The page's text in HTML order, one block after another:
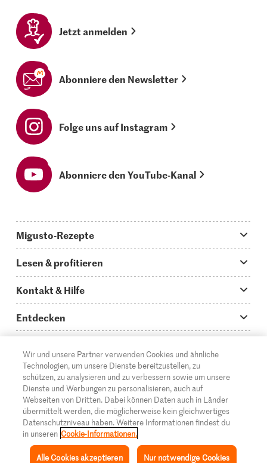
Jetzt anmelden
Abonniere den Newsletter
Folge uns auf Instagram
Abonniere den YouTube-Kanal
Migusto-Rezepte
Was koche ich heute?
Hauptgerichte
Schnelle & einfache Rezepte
Apéro & Fingerfood
Backen
Rezepte für Familien & Kinder
Alle Rezeptkategorien
Lesen & profitieren
Storys
How to-Videos
Glossar
Migusto Login
Migusto Printmagazin
Wettbewerbe
Kontakt & Hilfe
Infos zum Kochen mit Migusto
Kontakt
Mediadaten Werbetreibende
Impressum
Rechtliche Hinweise
Entdecken
Supermarkt
Migros Online
Über die Migros
Filialen
Cumulus
© 2026 Migros-Genossenschafts-Bund
DE FR IT
Wir und unsere Partner verwenden Cookies und ähnliche
Technologien, um unsere Dienste bereitzustellen, zu
schützen, zu analysieren und zu verbessern sowie um unsere
Dienste und Werbungen zu personalisieren, auch auf
Webseiten von Dritten. Dabei können Daten auch in Länder
übermittelt werden, die möglicherweise kein gleichwertiges
Datenschutzniveau haben. Weitere Informationen findest du
in unseren Cookie-Informationen.
Nur notwendige Cookies
Alle Cookies akzeptieren